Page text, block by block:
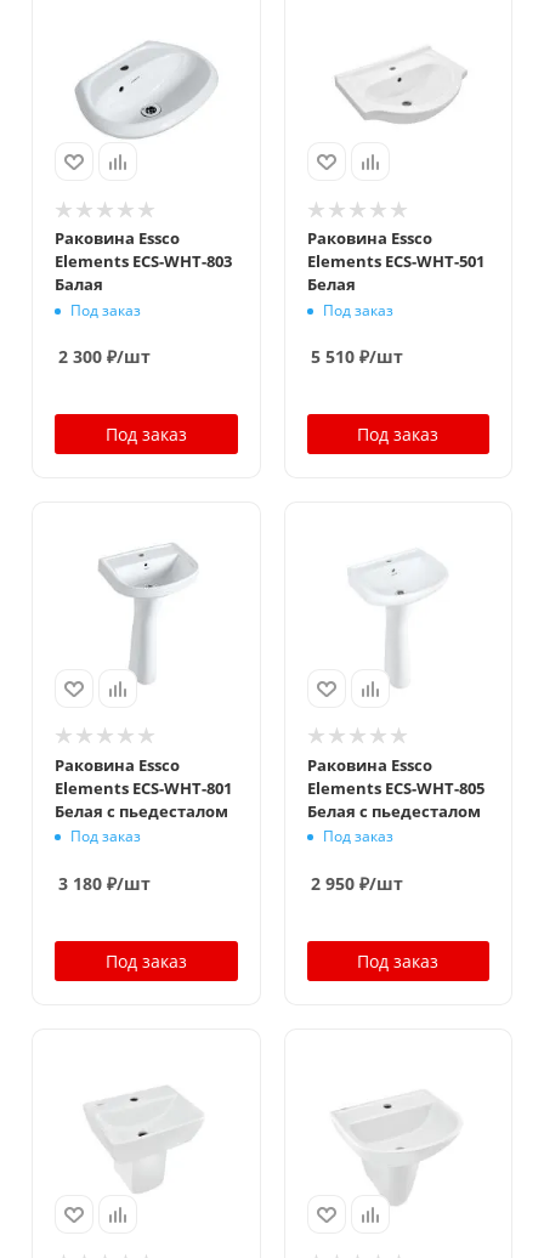
Раковина Essco
Elements ECS-WHT-803
Балая
Под заказ
2 300 ₽/шт
Под заказ
Раковина Essco
Elements ECS-WHT-501
Белая
Под заказ
5 510₽/шт
Под заказ
Раковина Essco
Elements ECS-WHT-801
Белая с пьедесталом
Под заказ
3 180 ₽/шт
Под заказ
Раковина Essco
Elements ECS-WHT-805
Белая с пьедесталом
Под заказ
2 950₽/шт
Под заказ